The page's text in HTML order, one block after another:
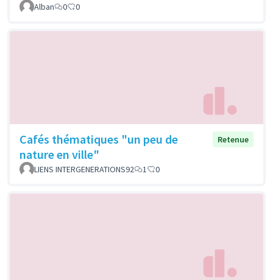
Alban 0 0
Cafés thématiques "un peu de
nature en ville"
Retenue
LIENS INTERGENERATIONS92 1 0